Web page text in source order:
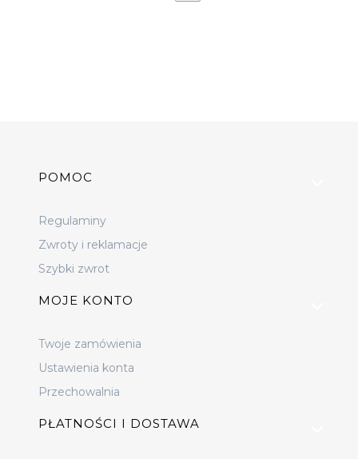
Linki w stopce
POMOC
Regulaminy
Zwroty i reklamacje
Szybki zwrot
MOJE KONTO
Twoje zamówienia
Ustawienia konta
Przechowalnia
PŁATNOŚCI I DOSTAWA